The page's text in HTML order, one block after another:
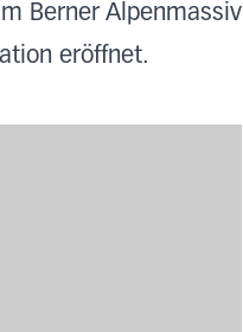
Berner Alpenmassiv
eröffnet.